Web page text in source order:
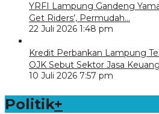
YRFI Lampung Gandeng
Get Riders’, Permudah…
22 Juli 2026 1:48 pm
Kredit Perbankan Lampung
OJK Sebut Sektor Jasa
10 Juli 2026 7:57 pm
Politik+